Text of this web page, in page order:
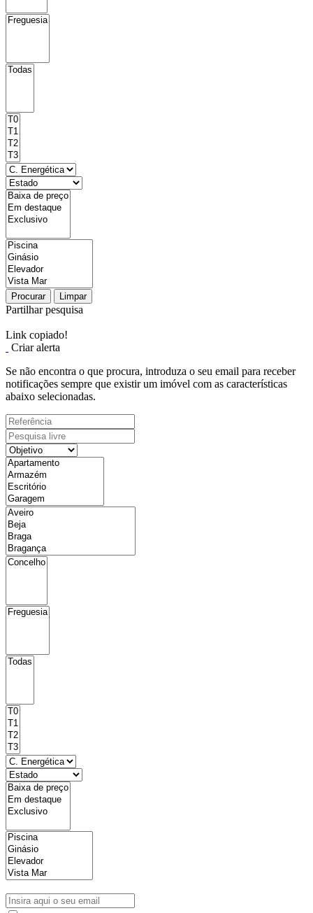
Procurar Limpar
Partilhar pesquisa
Link copiado!
Criar alerta
Se não encontra o que procura, introduza o seu email para receber
notificações sempre que existir um imóvel com as características
abaixo selecionadas.